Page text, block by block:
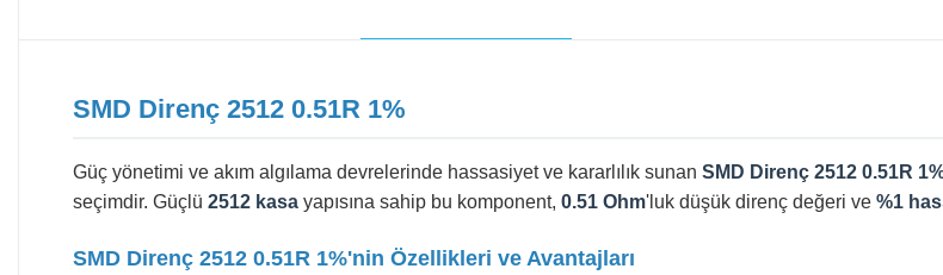
SMD Direnç 2512 0.51R 1%
Güç yönetimi ve akım algılama devrelerinde hassasiyet ve kararlılık sunan SMD Direnç 2512 0.51R
seçimdir. Güçlü 2512 kasa yapısına sahip bu komponent, 0.51 Ohm'luk düşük direnç değeri ve %1
SMD Direnç 2512 0.51R 1%'nin Özellikleri ve Avantajları